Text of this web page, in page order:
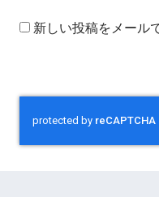
新しい投稿をメール